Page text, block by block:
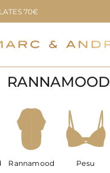
70€
RANNAMOOD
Rannamood Pesu